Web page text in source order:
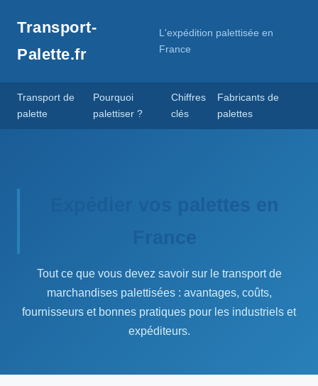
Transport-
Palette.fr
L'expédition palettisée en
France
Transport de
palette
Pourquoi
palettiser ?
Chiffres
clés
Fabricants de
palettes
Expédier vos palettes en
Tout ce que vous devez savoir sur le transport de
marchandises palettisées : avantages, coûts,
fournisseurs et bonnes pratiques pour les industriels et
expéditeurs.